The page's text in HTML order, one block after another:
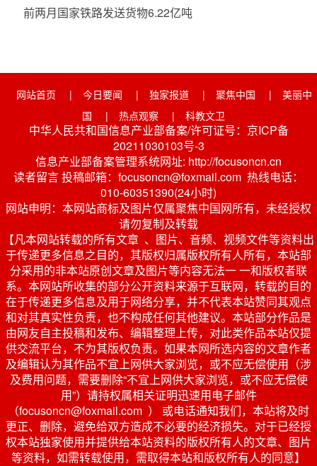
前两月国家铁路发送货物6.22亿吨
网站首页 | 今日要闻 | 独家报道 | 聚焦中国 |
美丽中
国
| 热点观察 | 科教文卫
中华人民共和国信息产业部备案/许可证号：京ICP备
20211030103号-3
信息产业部备案管理系统网址: http://focusoncn.cn
读者留言 投稿邮箱：focusoncn@foxmail.com 热线电话：
010-60351390(24小时)
网站申明：本网站商标及图片仅属聚焦中国网所有，未经授权
请勿复制及转载
【凡本网站转载的所有文章 、图片、音频、视频文件等资料出
于传递更多信息之目的，其版权归属版权所有人所有，本站部
分采用的非本站原创文章及图片等内容无法一 一和版权者联
系。本网站所收集的部分公开资料来源于互联网，转载的目的
在于传递更多信息及用于网络分享，并不代表本站赞同其观点
和对其真实性负责，也不构成任何其他建议。本站部分作品是
由网友自主投稿和发布、编辑整理上传，对此类作品本站仅提
供交流平台，不为其版权负责。如果本网所选内容的文章作者
及编辑认为其作品不宜上网供大家浏览，或不应无偿使用（涉
及费用问题，需要删除“不宜上网供大家浏览，或不应无偿使
用”）请持权属相关证明迅速用电子邮件
（focusoncn@foxmail.com ） 或电话通知我们，本站将及时
更正、删除，避免给双方造成不必要的经济损失。对于已经授
权本站独家使用并提供给本站资料的版权所有人的文章、图片
等资料，如需转载使用，需取得本站和版权所有人的同意】